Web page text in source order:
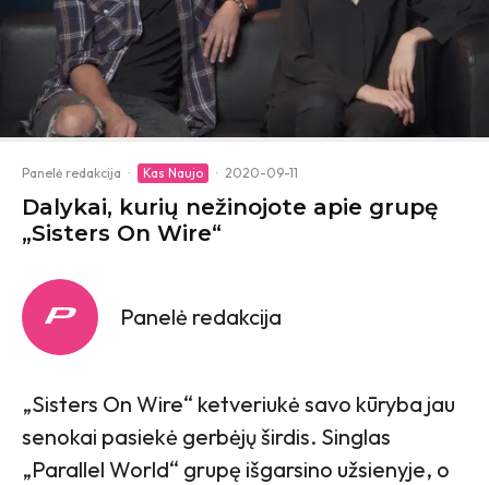
Panelė redakcija · Kas Naujo · 2020-09-11
Dalykai, kurių nežinojote apie grupę
„Sisters On Wire“
Panelė redakcija
„Sisters On Wire“ ketveriukė savo kūryba jau
senokai pasiekė gerbėjų širdis. Singlas
„Parallel World“ grupę išgarsino užsienyje, o